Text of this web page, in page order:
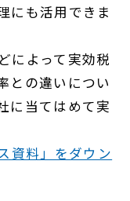
にも活用できま
によって実効税
との違いについ
に当てはめて実
資料」をダウン